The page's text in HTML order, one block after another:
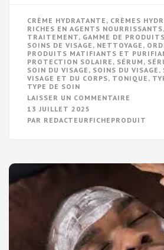
CRÈME HYDRATANTE , CRÈMES
RICHES EN AGENTS NOURRISSANTS,
TRAITEMENT, GAMME DE PRODUITS
SOINS DE VISAGE , NETTOYAGE ,
PRODUITS MATIFIANTS ET
PROTECTION SOLAIRE , SÉRUM ,
SOIN DU VISAGE , SOINS DU VISAGE ,
VISAGE ET DU CORPS, TONIQUE ,
TYPE DE SOIN
LAISSER UN COMMENTAIRE
BEAUTÉ
SOINS
DU
DU
CORPS
13 JUILLET 2025
PAR REDACTEURFICHEPRODUIT